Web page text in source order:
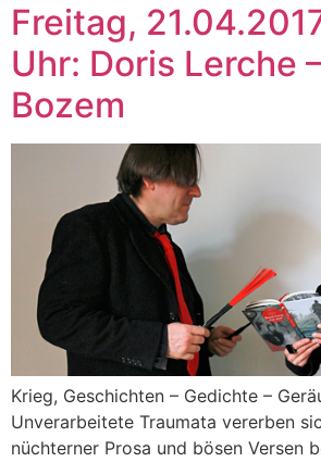
Freitag,
Uhr: Doris Lerche
Bozem
Krieg, Geschichten – Gedichte –
Unverarbeitete Traumata vererben
nüchterner Prosa und bösen Versen